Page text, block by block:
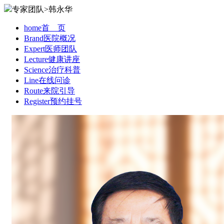
专家团队>韩永华
home首 页
Brand医院概况
Expert医师团队
Lecture健康讲座
Science治疗科普
Line在线问诊
Route来院引导
Register预约挂号